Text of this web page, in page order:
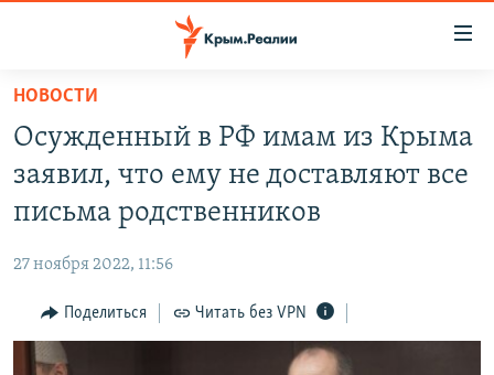
Вернуться
основному
содержанию
главной
навигации
Вернутся
поиску
СПЕЦПРОЕКТЫ
11 ЛЕТ ОККУПАЦИИ КРЫМА. 11 ИСТОРИЙ СОПРОТИВЛЕНИЯ
ЕЩЕ
ИНТЕРАКТИВ
ИНФОГРАФИКА
РАДІО СВОБОДА
КАК ОБОЙТИ БЛОКИРОВКУ
НОВОСТИ
Осужденный в РФ имам из Крыма
заявил, что ему не доставляют все
письма родственников
27 ноября 2022, 11:56
Поделиться Читать без VPN